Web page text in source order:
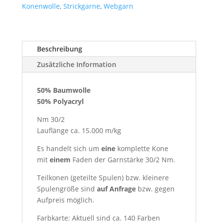
Farb-
oceangrün
Menge
Konenwolle, Strickgarne, Webgarn
Beschreibung
Zusätzliche Information
50% Baumwolle
50% Polyacryl
Nm 30/2
Lauflänge ca. 15.000 m/kg
Es handelt sich um einekomplette Kone
mit einem Faden der Garnstärke 30/2 Nm.
Teilkonen (geteilte Spulen) bzw. kleinere
Spulengröße sind auf Anfrage bzw. gegen
Aufpreis möglich.
Farbkarte: Aktuell sind ca. 140 Farben